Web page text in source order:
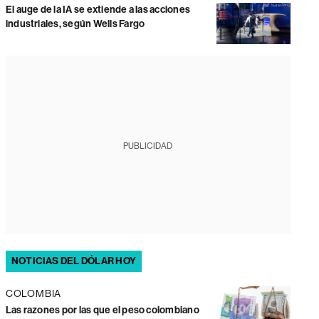
El auge de la IA se extiende a las acciones
industriales, según Wells Fargo
PUBLICIDAD
NOTICIAS DEL DÓLAR HOY
COLOMBIA
Las razones por las que el peso colombiano